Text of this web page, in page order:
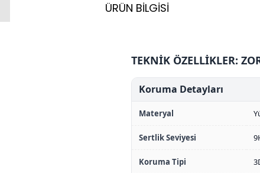
ÜRÜN BİLGİSİ
TEKNİK ÖZELLİKLER:
Koruma Detayları
Materyal
Sertlik Seviyesi
Koruma Tipi